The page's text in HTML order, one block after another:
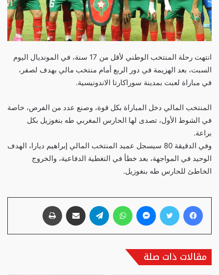
انتهت رحلة المنتخب الوطني لأقل من 17 سنة، في المونديال اليوم
السبت، بعد الهزيمة في دور الربع أمام منتخب مالي بهدف لصفر،
في مباراة لعبت بمدينة سوراكارتا الاندونيسية.
المنتخب المالي دخل المباراة بكل قوة، وصنع عدد من الفرص، خاصة
في الشوط الأول، تصدى لها الحارس المغربي طه بنغوزيل بكل
براعة.
وفي الدقيقة 80 سيسجل عميد المنتخب المالي إبراهيم ديارا، الهدف
الوحيد في المواجهة، بعد خطأ في التغطية الدفاعية، والخروج
الخاطئ للحارس طه بنغوزيل.
فيسبوك تويتر ماسنجر واتساب تيلقرام مشاركة عبر البريد
مقالات ذات صلة